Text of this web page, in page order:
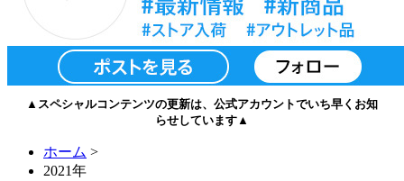
▲スペシャルコンテンツの更新は、公式アカウントでいち早くお知
らせしています▲
ホーム >
2021年